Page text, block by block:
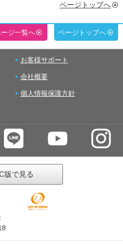
ページトップへ
ジ一覧へ ページトップへ
お客様サポート
会社概要
個人情報保護方針
版で見る